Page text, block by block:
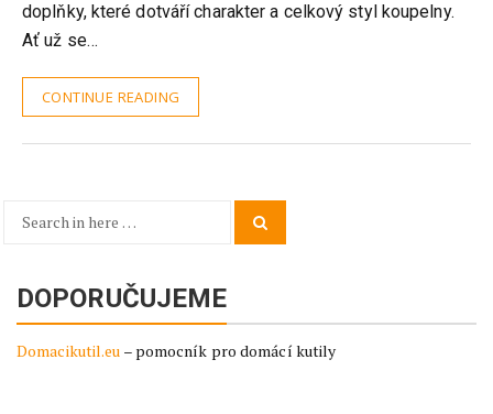
doplňky, které dotváří charakter a celkový styl koupelny.
Ať už se…
CONTINUE READING
Search
DOPORUČUJEME
Domacikutil.eu – pomocník pro domácí kutily